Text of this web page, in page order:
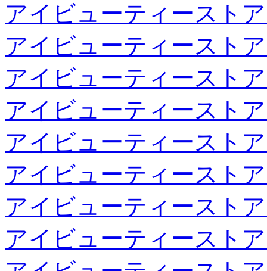
アイビューティースト
アイビューティースト
アイビューティースト
アイビューティースト
アイビューティースト
アイビューティースト
アイビューティースト
アイビューティースト